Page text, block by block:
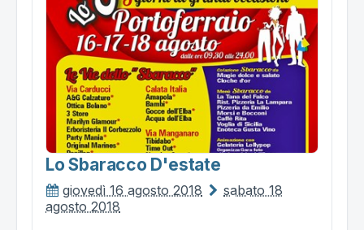
Lo Sbaracco D'estate
giovedì 16 agosto 2018
sabato 18
agosto 2018